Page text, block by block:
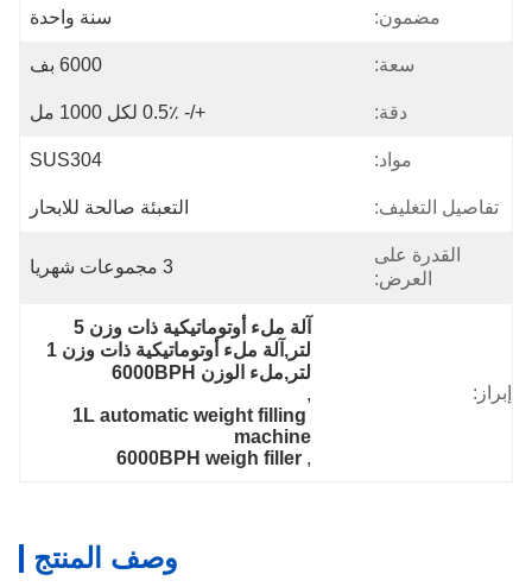
مضمون: سنة واحدة
سعة: 6000 بف
دقة: +/- 0.5٪ لكل 1000 مل
مواد: SUS304
تفاصيل التغليف: التعبئة صالحة للابحار
القدرة على
العرض:
3 مجموعات شهريا
إبراز:
آلة ملء أوتوماتيكية ذات وزن 5
لتر,آلة ملء أوتوماتيكية ذات وزن 1
لتر,ملء الوزن 6000BPH
,
1L automatic weight filling
machine
,
6000BPH weigh filler
وصف المنتج